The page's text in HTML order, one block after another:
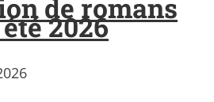
de romans
2026